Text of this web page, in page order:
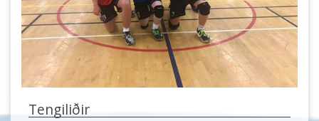
Tengiliðir